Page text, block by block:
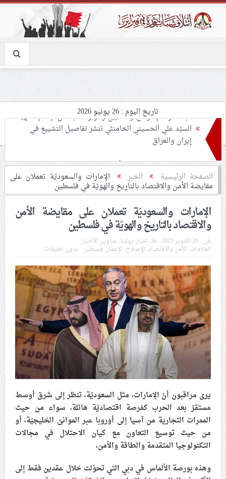
تاريخ اليوم : 26 يونيو 2026
تحذيرات من استغلال الأوضاع في غزّة لإشعال صراعات
داخليّة تخدم الاحتلال
ملفّ إنسانيّ مؤلم.. الأسيرات الفلسطينيّات بين القمع
والإهمال الطبي
55 مأتمًا وحسينيّة يعترضون على الإجراءات القمعيّة للنظام
في موسم عاشوراء
ويعتقل العشرات من الشبّان
الموقف الأسبوعيّ: شعب البحرين سيقطع الأيدي التي تنال
من شعائر عاشوراء.. ولن يساوم على هويّته وقيمه في
الحريّة والتحرير
مقال: عاشوراء البحرين… ميدان جهاد بالكلمة
الفقيه القائد قاسم: لن تقتلوا الحسين.. إنّ الحسين سيقتل
طاغوتيّتكم
انطلاق المحادثات الإيرانيّة- الأمريكيّة في سويسرا
علماء البحرين: طلب الترخيص والإجازة من السلطة في
الصفحة الرئيسية الخبر الإمارات والسعوديّة تعملان على
مقايضة الأمن والاقتصاد بالتاريخ والهويّة في فلسطين
الإمارات والسعوديّة تعملان على مقايضة الأمن
والاقتصاد بالتاريخ والهويّة في فلسطين
في :29 أكتوبر 2025 In: أخبار دوليّة,عناوين الأخبار
العلامات: الأمن والاقتصاد, الإصلاح, الإعمار, فلسطين بدون تعليقات
يرى مراقبون أنّ الإمارات، مثل السعوديّة، تنظر إلى شرق أوسط
مستقرّ بعد الحرب كفرصة اقتصاديّة هائلة، سواء من حيث
الممرات التجارية من آسيا إلى أوروبا عبر الموانئ الخليجيّة، أو
من حيث توسيع التعاون مع كيان الاحتلال في مجالات
التكنولوجيا المتقدمة والطاقة والأمن،
وهذه بورصة الألماس في دبي التي تحوّلت خلال عقدين فقط إلى